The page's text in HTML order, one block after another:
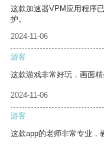
这款加速器VPM应用程序
护。
2024-11-06
游客
这款游戏非常好玩，画面精
2024-11-06
游客
这款app的老师非常专业，